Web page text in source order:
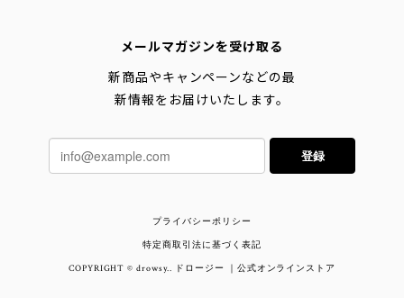
メールマガジンを受け取る
新商品やキャンペーンなどの最
新情報をお届けいたします。
登録
プライバシーポリシー
特定商取引法に基づく表記
COPYRIGHT © drowsy.. ドロージー ｜公式オンラインストア